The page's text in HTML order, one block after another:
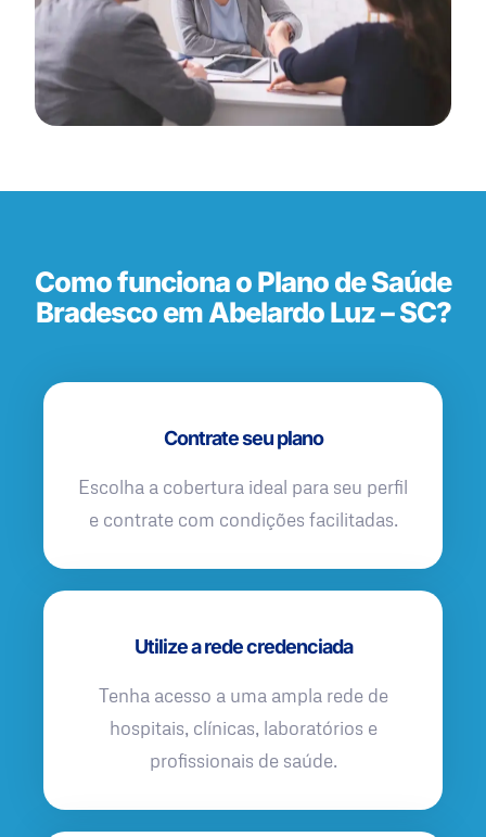
Como funciona o Plano de Saúde
Bradesco em Abelardo Luz – SC?
Contrate seu plano
Escolha a cobertura ideal para seu perfil
e contrate com condições facilitadas.
Utilize a rede credenciada
Tenha acesso a uma ampla rede de
hospitais, clínicas, laboratórios e
profissionais de saúde.